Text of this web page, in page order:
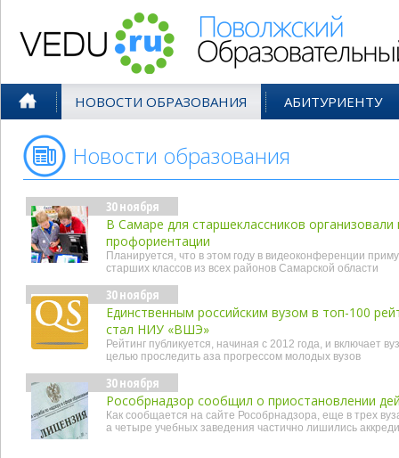
НОВОСТИ ОБРАЗОВАНИЯ АБИТУРИЕНТУ
Новости образования
30 ноября
В Самаре для старшеклассников
профориентации
Планируется, что в этом году в видеоконференции
старших классов из всех районов Самарской области
30 ноября
Единственным российским вузом в топ-100
стал НИУ «ВШЭ»
Рейтинг публикуется, начиная с 2012 года, и включает
целью проследить аза прогрессом молодых вузов
30 ноября
Рособрнадзор сообщил о приостановлении
Как сообщается на сайте Рособрнадзора, еще в трех
а четыре учебных заведения частично лишились